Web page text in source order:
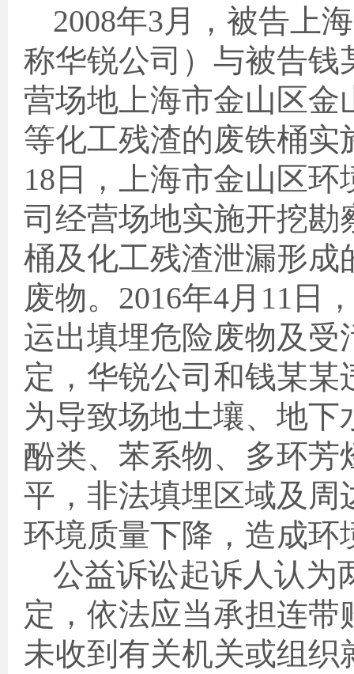
2008年3月，被告上
称华锐公司）与被告钱
营场地上海市金山区金
等化工残渣的废铁桶实
18 日，上海市金山区
司经营场地实施开挖勘
桶及化工残渣泄漏形成
废物。 2016年4月 11 日
运出填埋危险废物及受
定，华锐公司和钱某
为导致场地土壤、地
酚类、苯系物、多环
平，非法填埋区域及周
环境质量下降，造成环
公益诉讼起诉人认为
定，依法应当承担连
未收到有关机关或组